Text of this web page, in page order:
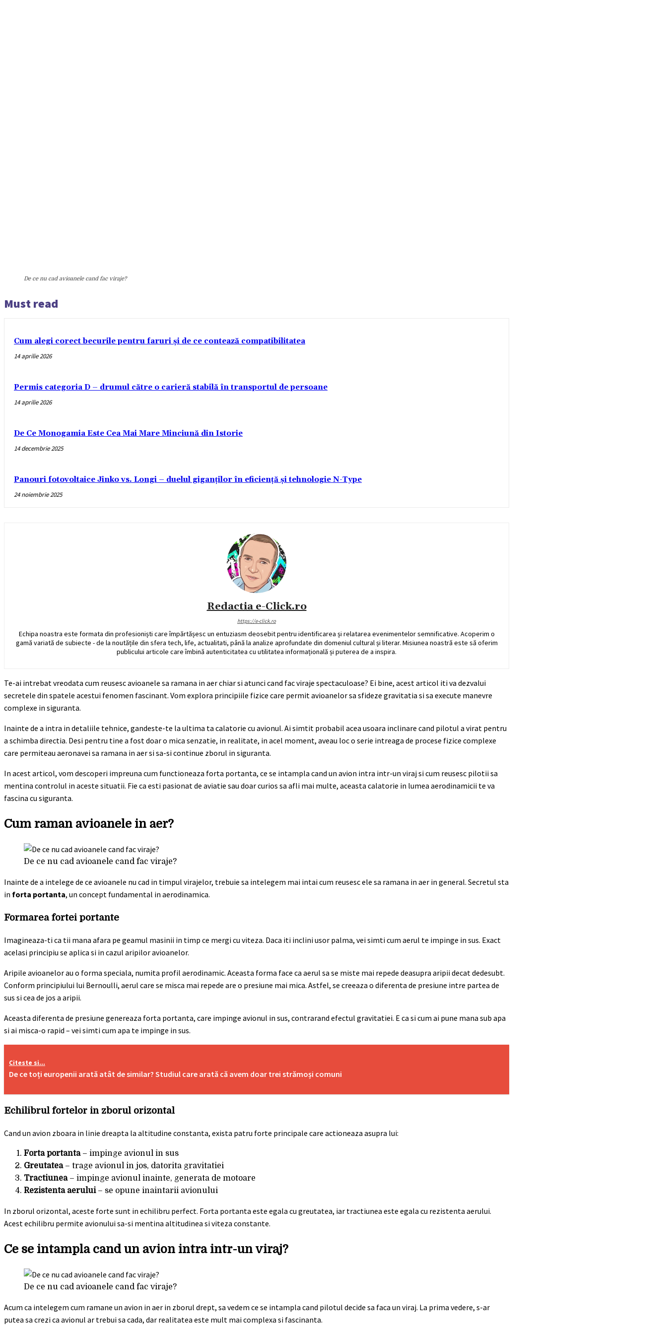
De ce nu cad avioanele cand fac viraje?
Must read
Cum alegi corect becurile pentru faruri și de ce contează compatibilitatea
14 aprilie 2026
Permis categoria D – drumul către o carieră stabilă în transportul de persoane
14 aprilie 2026
De Ce Monogamia Este Cea Mai Mare Minciună din Istorie
14 decembrie 2025
Panouri fotovoltaice Jinko vs. Longi – duelul giganților în eficiență și tehnologie N-Type
24 noiembrie 2025
Redactia e-Click.ro
https://e-click.ro
Echipa noastra este formata din profesioniști care împărtășesc un entuziasm deosebit pentru identificarea și relatarea evenimentelor semnificative. Acoperim o
gamă variată de subiecte - de la noutățile din sfera tech, life, actualitati, până la analize aprofundate din domeniul cultural și literar. Misiunea noastră este să oferim
publicului articole care îmbină autenticitatea cu utilitatea informațională și puterea de a inspira.
Te-ai intrebat vreodata cum reusesc avioanele sa ramana in aer chiar si atunci cand fac viraje spectaculoase? Ei bine, acest articol iti va dezvalui
secretele din spatele acestui fenomen fascinant. Vom explora principiile fizice care permit avioanelor sa sfideze gravitatia si sa execute manevre
complexe in siguranta.
Inainte de a intra in detaliile tehnice, gandeste-te la ultima ta calatorie cu avionul. Ai simtit probabil acea usoara inclinare cand pilotul a virat pentru
a schimba directia. Desi pentru tine a fost doar o mica senzatie, in realitate, in acel moment, aveau loc o serie intreaga de procese fizice complexe
care permiteau aeronavei sa ramana in aer si sa-si continue zborul in siguranta.
In acest articol, vom descoperi impreuna cum functioneaza forta portanta, ce se intampla cand un avion intra intr-un viraj si cum reusesc pilotii sa
mentina controlul in aceste situatii. Fie ca esti pasionat de aviatie sau doar curios sa afli mai multe, aceasta calatorie in lumea aerodinamicii te va
fascina cu siguranta.
Cum raman avioanele in aer?
De ce nu cad avioanele cand fac viraje?
Inainte de a intelege de ce avioanele nu cad in timpul virajelor, trebuie sa intelegem mai intai cum reusesc ele sa ramana in aer in general. Secretul sta
in forta portanta, un concept fundamental in aerodinamica.
Formarea fortei portante
Imagineaza-ti ca tii mana afara pe geamul masinii in timp ce mergi cu viteza. Daca iti inclini usor palma, vei simti cum aerul te impinge in sus. Exact
acelasi principiu se aplica si in cazul aripilor avioanelor.
Aripile avioanelor au o forma speciala, numita profil aerodinamic. Aceasta forma face ca aerul sa se miste mai repede deasupra aripii decat dedesubt.
Conform principiului lui Bernoulli, aerul care se misca mai repede are o presiune mai mica. Astfel, se creeaza o diferenta de presiune intre partea de
sus si cea de jos a aripii.
Aceasta diferenta de presiune genereaza forta portanta, care impinge avionul in sus, contrarand efectul gravitatiei. E ca si cum ai pune mana sub apa
si ai misca-o rapid – vei simti cum apa te impinge in sus.
Citeste si...
De ce toți europenii arată atât de similar? Studiul care arată că avem doar trei strămoși comuni
Echilibrul fortelor in zborul orizontal
Cand un avion zboara in linie dreapta la altitudine constanta, exista patru forte principale care actioneaza asupra lui:
Forta portanta– impinge avionul in sus
Greutatea– trage avionul in jos, datorita gravitatiei
Tractiunea– impinge avionul inainte, generata de motoare
Rezistenta aerului– se opune inaintarii avionului
In zborul orizontal, aceste forte sunt in echilibru perfect. Forta portanta este egala cu greutatea, iar tractiunea este egala cu rezistenta aerului.
Acest echilibru permite avionului sa-si mentina altitudinea si viteza constante.
Ce se intampla cand un avion intra intr-un viraj?
De ce nu cad avioanele cand fac viraje?
Acum ca intelegem cum ramane un avion in aer in zborul drept, sa vedem ce se intampla cand pilotul decide sa faca un viraj. La prima vedere, s-ar
putea sa crezi ca avionul ar trebui sa cada, dar realitatea este mult mai complexa si fascinanta.